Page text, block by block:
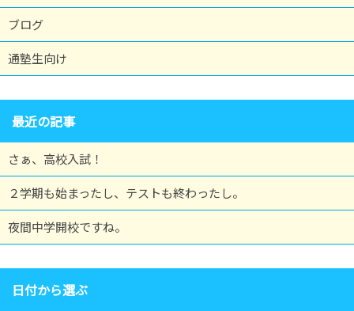
ブログ
通塾生向け
最近の記事
さぁ、高校入試！
２学期も始まったし、テストも終わったし。
夜間中学開校ですね。
日付から選ぶ